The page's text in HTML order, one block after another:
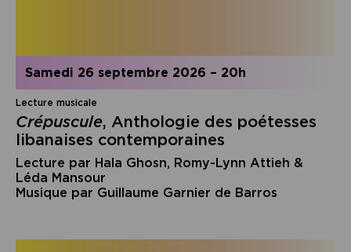
samedi 26 septembre 2026 – 20h
Lecture musicale
Crépuscule, Anthologie des poétesses
libanaises contemporaines
Lecture par Hala Ghosn, Romy-Lynn Attieh &
Léda Mansour
Musique par Guillaume Garnier de Barros